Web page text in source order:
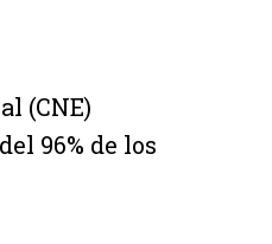
(CNE)
96% de los